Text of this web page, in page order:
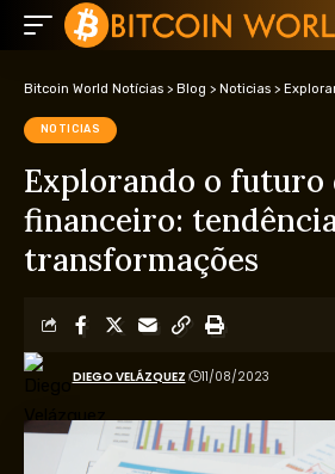
Bitcoin World Notícias > Blog > Noticias > Explorando o
NOTICIAS
Explorando o futuro
financeiro:
transformações
DIEGO VELÁZQUEZ 11/08/2023